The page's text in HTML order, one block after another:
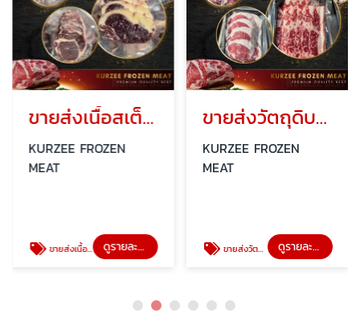
ขายส่งเนื้อสเต็กเกรดพรีเมี่ยม
KURZEE FROZEN
MEAT
ขายส่งเนื้อสเต็กเกรดพรีเมี่ยม ดูรายละเอียด
ขายส่งวัตถุดิบเนื้อชาบู
KURZEE FROZEN
MEAT
ขายส่งวัตถุดิบเนื้อชาบู ดูรายละเอียด